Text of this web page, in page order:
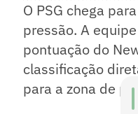
O PSG chega
pressão. A
pontuação do
classificação
para a zona de